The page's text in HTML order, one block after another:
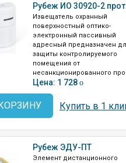
Рубеж ИО 30920-2
Извещатель охранный
поверхностный оптико-
электронный пассивный
адресный предназначен
защиты контролируемого
помещения от
несанкционированного
Цена: 1 728 o
Купить в 1
Рубеж ЭДУ-ПТ
Элемент дистанционного